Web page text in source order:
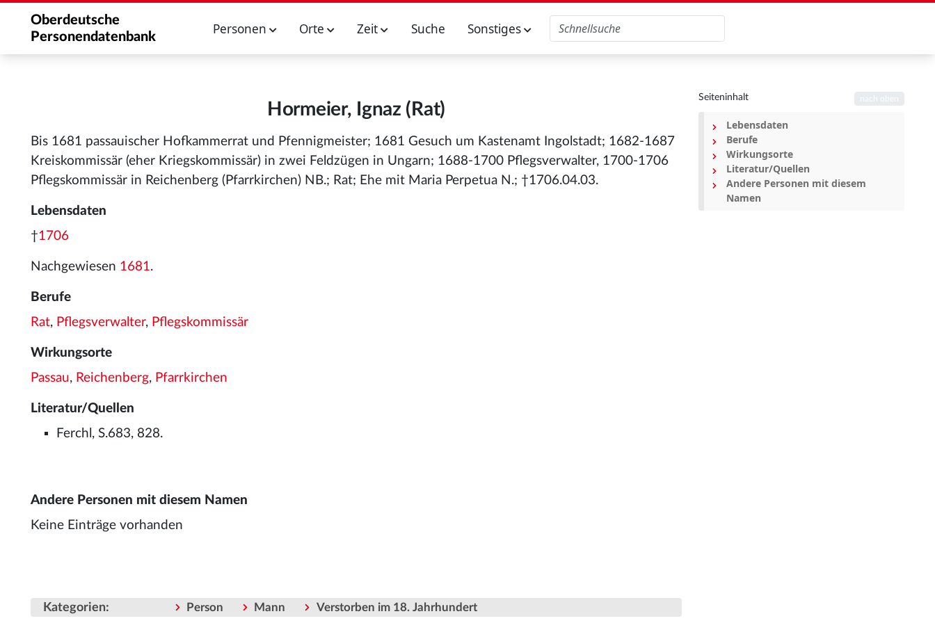
Oberdeutsche
Personendatenbank
Personen Orte Zeit Suche Sonstiges
Hormeier, Ignaz (Rat)
Bis 1681 passauischer Hofkammerrat und Pfennigmeister; 1681 Gesuch um Kastenamt Ingolstadt; 1682-1687
Kreiskommissär (eher Kriegskommissär) in zwei Feldzügen in Ungarn; 1688-1700 Pflegsverwalter, 1700-1706
Pflegskommissär in Reichenberg (Pfarrkirchen) NB.; Rat; Ehe mit Maria Perpetua N.; †1706.04.03.
Lebensdaten
†1706
Nachgewiesen 1681.
Berufe
Rat, Pflegsverwalter, Pflegskommissär
Wirkungsorte
Passau, Reichenberg, Pfarrkirchen
Literatur/Quellen
Ferchl, S.683, 828.
Andere Personen mit diesem Namen
Keine Einträge vorhanden
Kategorien: Person Mann Verstorben im 18. Jahrhundert
Seiteninhalt
Lebensdaten
Berufe
Wirkungsorte
Literatur/Quellen
Andere Personen mit diesem
Namen